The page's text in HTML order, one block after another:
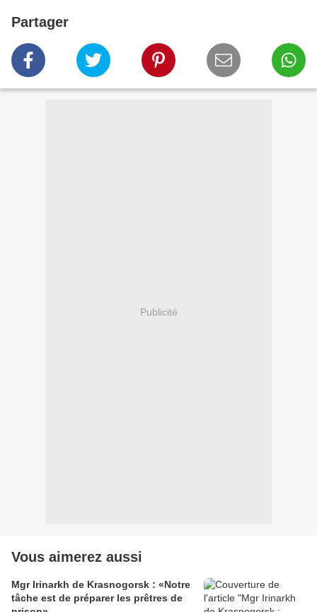
Partager
Publicité
Vous aimerez aussi
Mgr Irinarkh de Krasnogorsk : «Notre
tâche est de préparer les prêtres de